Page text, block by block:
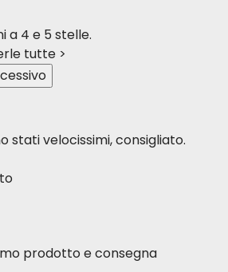
a 4 e 5 stelle.
tutte >
stati velocissimi, consigliato.
prodotto e consegna